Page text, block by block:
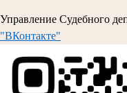
Управление Судебного
"ВКонтакте"